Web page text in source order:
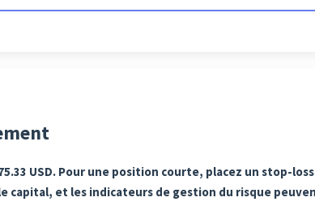
USD. Pour une position courte, placez un stop-loss
capital, et les indicateurs de gestion du risque